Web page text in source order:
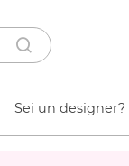
Sei un designer?